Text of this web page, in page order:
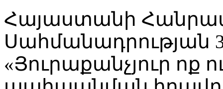
Հայաստանի
Սահմանադրության
«Յուրաքանչյուր ոք